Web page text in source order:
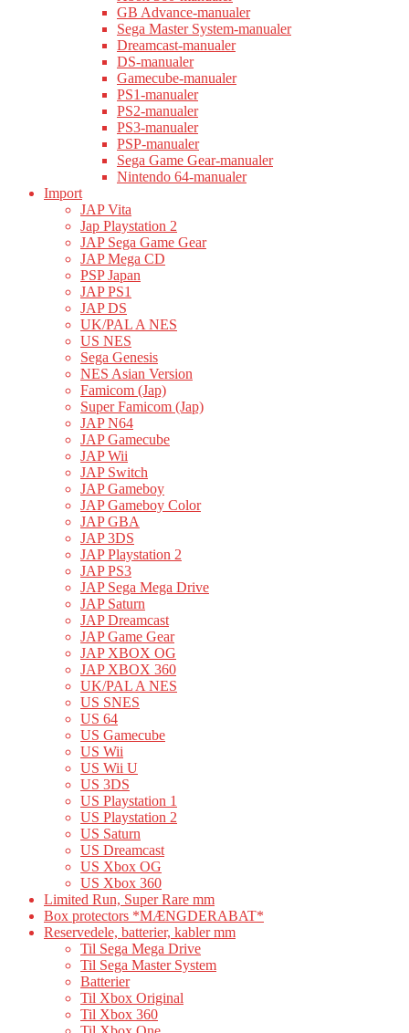
GB Advance-manualer
Sega Master System-manualer
Dreamcast-manualer
DS-manualer
Gamecube-manualer
PS1-manualer
PS2-manualer
PS3-manualer
PSP-manualer
Sega Game Gear-manualer
Nintendo 64-manualer
Import
JAP Vita
Jap Playstation 2
JAP Sega Game Gear
JAP Mega CD
PSP Japan
JAP PS1
JAP DS
UK/PAL A NES
US NES
Sega Genesis
NES Asian Version
Famicom (Jap)
Super Famicom (Jap)
JAP N64
JAP Gamecube
JAP Wii
JAP Switch
JAP Gameboy
JAP Gameboy Color
JAP GBA
JAP 3DS
JAP Playstation 2
JAP PS3
JAP Sega Mega Drive
JAP Saturn
JAP Dreamcast
JAP Game Gear
JAP XBOX OG
JAP XBOX 360
UK/PAL A NES
US SNES
US 64
US Gamecube
US Wii
US Wii U
US 3DS
US Playstation 1
US Playstation 2
US Saturn
US Dreamcast
US Xbox OG
US Xbox 360
Limited Run, Super Rare mm
Box protectors *MÆNGDERABAT*
Reservedele, batterier, kabler mm
Til Sega Mega Drive
Til Sega Master System
Batterier
Til Xbox Original
Til Xbox 360